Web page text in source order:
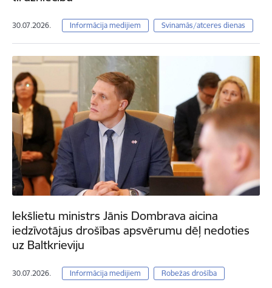
30.07.2026. Informācija medijiem Svinamās/atceres dienas
Iekšlietu ministrs Jānis Dombrava aicina
iedzīvotājus drošības apsvērumu dēļ nedoties
uz Baltkrieviju
30.07.2026. Informācija medijiem Robežas drošība